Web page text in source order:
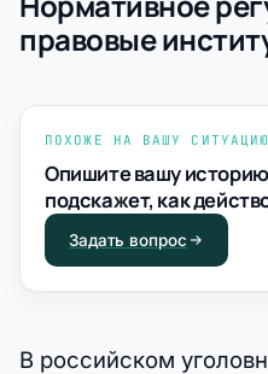
правовые
ПОХОЖЕ НА ВАШУ
Опишите вашу
подскажет, как
Задать вопрос
В российском